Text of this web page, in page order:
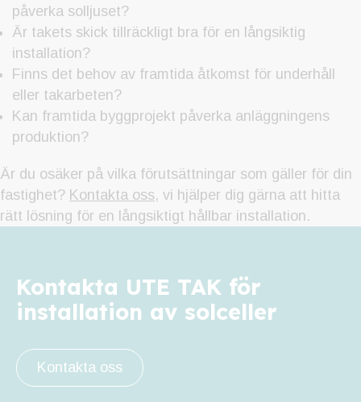
påverka solljuset?
Är takets skick tillräckligt bra för en långsiktig
installation?
Finns det behov av framtida åtkomst för underhåll
eller takarbeten?
Kan framtida byggprojekt påverka anläggningens
produktion?
Är du osäker på vilka förutsättningar som gäller för din
fastighet? Kontakta oss, vi hjälper dig gärna att hitta
rätt lösning för en långsiktigt hållbar installation.
Kontakta UTE TAK för
installation av solceller
Kontakta oss